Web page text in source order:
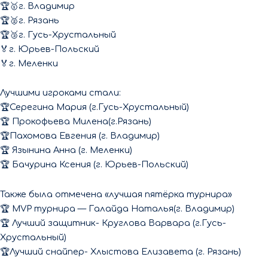
🏆🥇г. Владимир
🏆🥈г. Рязань
🏆🥉г. Гусь-Хрустальный
🏅г. Юрьев-Польский
🏅г. Меленки
Лучшими игроками стали:
🏆Серегина Мария (г.Гусь-Хрустальный)
🏆 Прокофьева Милена(г.Рязань)
🏆Пахомова Евгения (г. Владимир)
🏆 Язынина Анна (г. Меленки)
🏆 Бачурина Ксения (г. Юрьев-Польский)
Также была отмечена «лучшая пятёрка турнира»
🏆 МVP турнира — Галайда Наталья(г. Владимир)
🏆 Лучший защитник- Круглова Варвара (г.Гусь-
Хрустальный)
🏆Лучший снайпер- Хлыстова Елизавета (г. Рязань)